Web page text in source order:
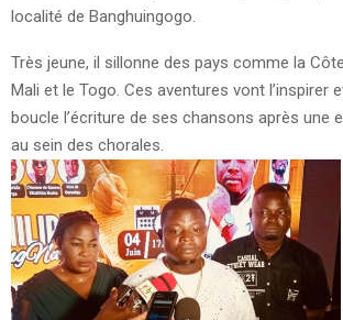
localité de Banghuingogo.
Très jeune, il sillonne des pays comme la Côte
Mali et le Togo. Ces aventures vont l’inspirer
boucle l’écriture de ses chansons après une
au sein des chorales.